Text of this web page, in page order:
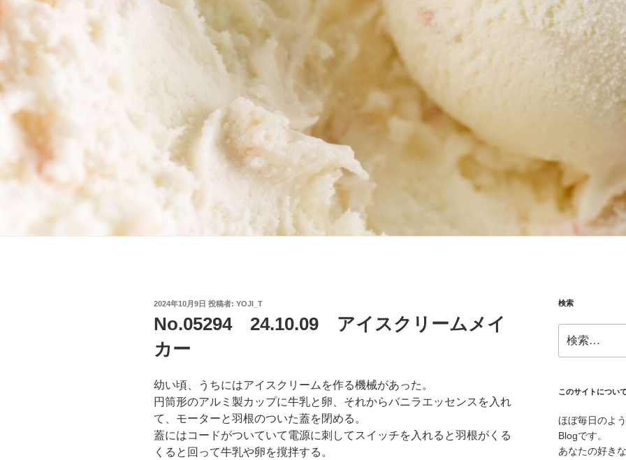
投
日:
2024年10月9日 投稿者: YOJI_T
No.05294 24.10.09 アイスクリームメイ
カー
幼い頃、うちにはアイスクリームを作る機械があった。
円筒形のアルミ製カップに牛乳と卵、それからバニラエッセンスを入れ
て、モーターと羽根のついた蓋を閉める。
蓋にはコードがついていて電源に刺してスイッチを入れると羽根がくる
くると回って牛乳や卵を撹拌する。
検索
索:
このサイトについて
ほぼ毎日のよ
Blogです。
あなたの好き